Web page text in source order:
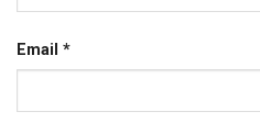
Email *